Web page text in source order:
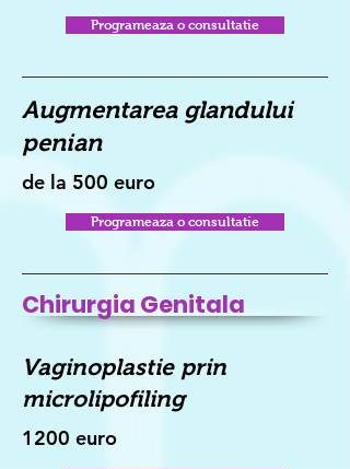
Programeaza o consultatie
Augmentarea glandului
penian
de la 500 euro
Programeaza o consultatie
Chirurgia Genitala
Vaginoplastie prin
microlipofiling
1200 euro